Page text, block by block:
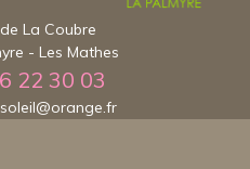
La Coubre
- Les Mathes
22 30 03